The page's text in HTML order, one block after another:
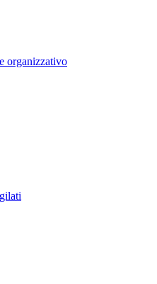
organizzativo